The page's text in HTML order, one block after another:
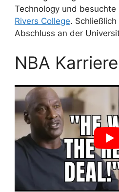
Technology und besuchte
Rivers College.
Abschluss an der
NBA Karriere